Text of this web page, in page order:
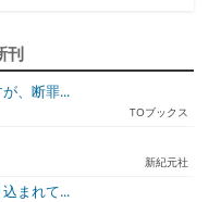
刊
、断罪...
TOブックス
新紀元社
まれて...